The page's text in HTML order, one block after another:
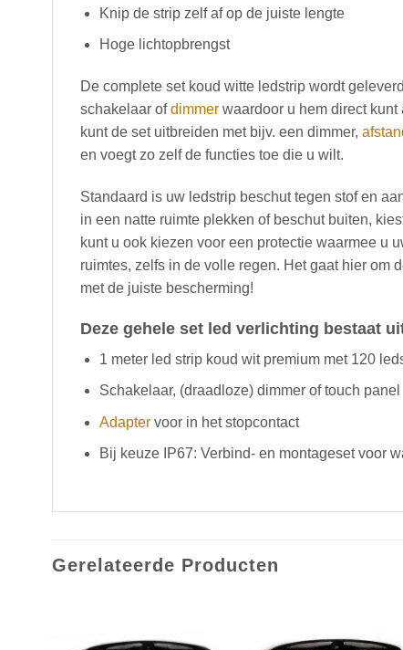
Knip de strip zelf af op de juiste lengte
Hoge lichtopbrengst
De complete set koud witte ledstrip wordt
schakelaar ofdimmer waardoor u hem direct
kunt de set uitbreiden met bijv. een dimmer,
en voegt zo zelf de functies toe die u wilt.
Standaard is uw ledstrip beschut tegen stof en
in een natte ruimte plekken of beschut buiten,
kunt u ook kiezen voor een protectie waarmee u
ruimtes, zelfs in de volle regen. Het gaat hier om
met de juiste bescherming!
Deze gehele set led verlichting bestaat
1 meter led strip koud wit premium met 120
Schakelaar, (draadloze) dimmer of touch panel
Adaptervoor in het stopcontact
Bij keuze IP67: Verbind- en montageset voor
Gerelateerde Producten